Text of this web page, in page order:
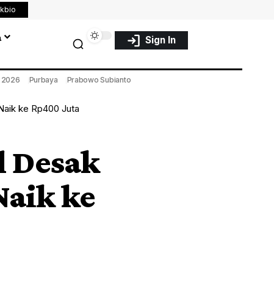
Sign In
2026 Purbaya Prabowo Subianto
ke Rp400 Juta
Desak
ke